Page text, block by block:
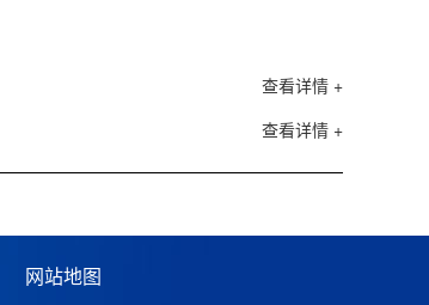
查看详情 +
查看详情 +
网站地图